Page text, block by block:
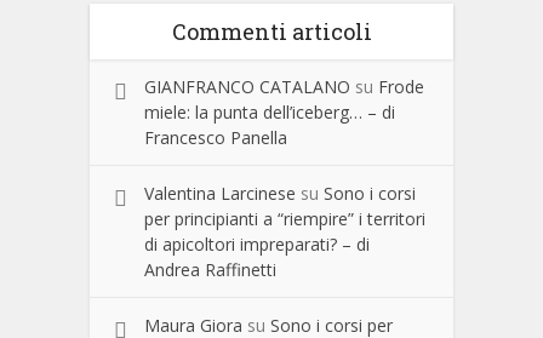
Commenti articoli
GIANFRANCO CATALANO su Frode
miele: la punta dell’iceberg… – di
Francesco Panella
Valentina Larcinese su Sono i corsi
per principianti a “riempire” i territori
di apicoltori impreparati? – di
Andrea Raffinetti
Maura Giora su Sono i corsi per